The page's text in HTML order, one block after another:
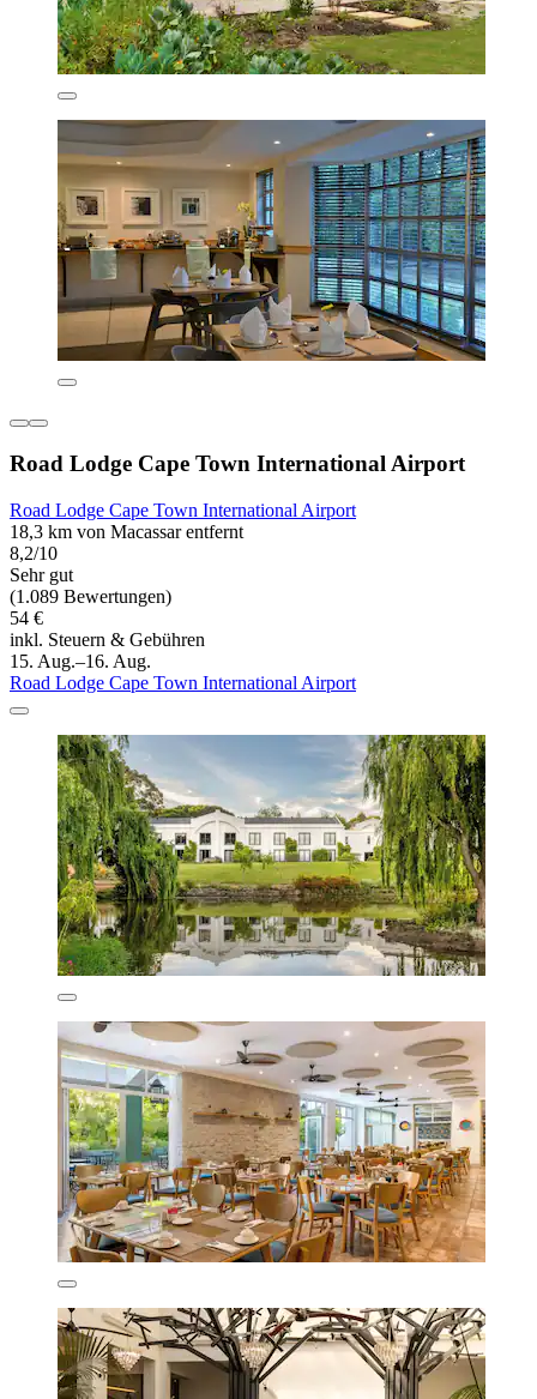
Road Lodge Cape Town International Airport
Road Lodge Cape Town International Airport
18,3 km von Macassar entfernt
8,2/10
Sehr gut
(1.089 Bewertungen)
54 €
inkl. Steuern & Gebühren
15. Aug.–16. Aug.
Road Lodge Cape Town International Airport